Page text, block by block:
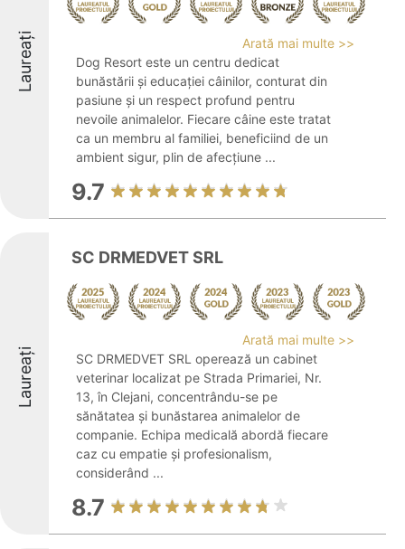
Laureați
Arată mai multe >>
Dog Resort este un centru dedicat
bunăstării și educației câinilor, conturat din
pasiune și un respect profund pentru
nevoile animalelor. Fiecare câine este tratat
ca un membru al familiei, beneficiind de un
ambient sigur, plin de afecțiune ...
9.7
Laureați
SC DRMEDVET SRL
Arată mai multe >>
SC DRMEDVET SRL operează un cabinet
veterinar localizat pe Strada Primariei, Nr.
13, în Clejani, concentrându-se pe
sănătatea și bunăstarea animalelor de
companie. Echipa medicală abordă fiecare
caz cu empatie și profesionalism,
considerând ...
8.7